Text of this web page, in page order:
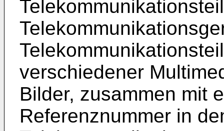
verschiedener
Bilder, zusammen mit
Referenznummer in